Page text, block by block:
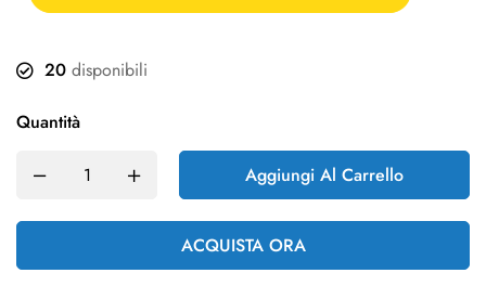
20 disponibili
Quantità
Aggiungi Al Carrello
ACQUISTA ORA